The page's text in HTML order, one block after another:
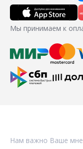
Мы принимаем к
Нам важно Ваше